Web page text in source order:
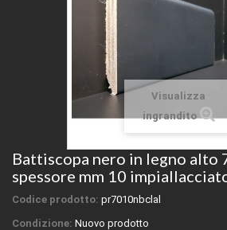
Visualizza
ingrandito
Battiscopa nero in legno alto
spessore mm 10
Codice prodotto: pr7010nbclal
Condizione: Nuovo prodotto